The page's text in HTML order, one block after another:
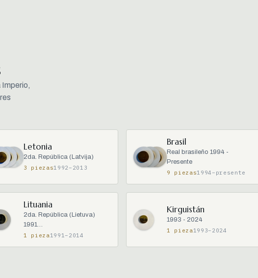
Imperio,
Letonia
2da. República (Latvija)
3 piezas1992–2013
Brasil
Real brasileño 1994 -
Presente
9 piezas1994–presente
Lituania
2da. República (Lietuva)
1991…
1 pieza1991–2014
Kirguistán
1993 - 2024
1 pieza1993–2024